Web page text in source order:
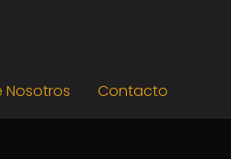
Nosotros Contacto